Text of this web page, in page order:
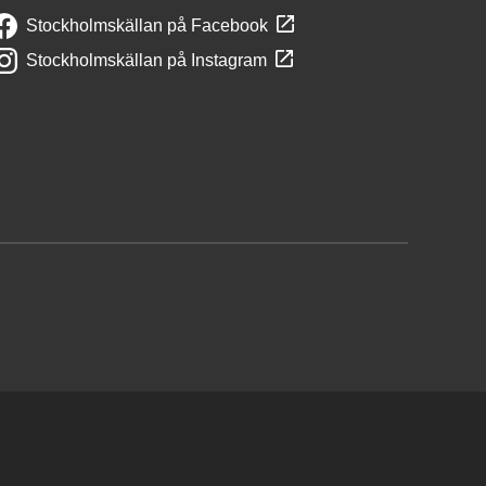
Stockholmskällan på Facebook
Stockholmskällan på Instagram